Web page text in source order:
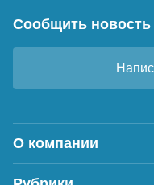
Сообщить новость
О компании